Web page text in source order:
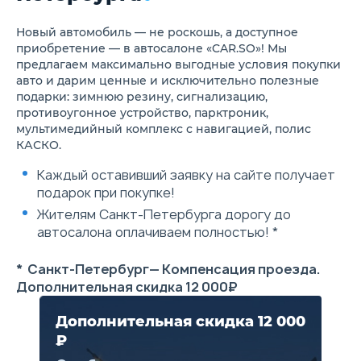
включения фар при
света)
Функция отсрочки
выключения фар (Follow me
Home)
Полноразмерное запасное
колесо
Автоматическое запирание
дверей на скорости
Круиз-контроль
Электрический усилитель
рулевого управления
Электрический стояночный
тормоз с функцией AutoHold
запуск двигателя кнопкой
Дистанционный запуск
двигателя и прогрева салона
Обогрев передних сидений,
Обогрев лобового стекла,
форсунок стеклоомывателя
Цвет отделки сидений -
для 2-го ряда
Потолочные
светильники для
сидений
Радио
Динамики 4 шт.
2 USB-разъема
1сзади, розетка
Дополнительная скидка 12 000
₽
Новый автомобиль — не роскошь, а доступное
приобретение — в автосалоне «CAR.SO»! Мы
предлагаем максимально выгодные условия покупки
авто и дарим ценные и исключительно полезные
подарки: зимнюю резину, сигнализацию,
противоугонное устройство, парктроник,
мультимедийный комплекс с навигацией, полис
КАСКО.
Каждый оставивший заявку на сайте получает
подарок при покупке!
Жителям Санкт-Петербурга дорогу до
автосалона оплачиваем полностью! *
* Санкт-Петербург— Компенсация проезда.
Дополнительная скидка 12 000₽